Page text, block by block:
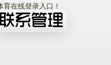
在线登录入口！